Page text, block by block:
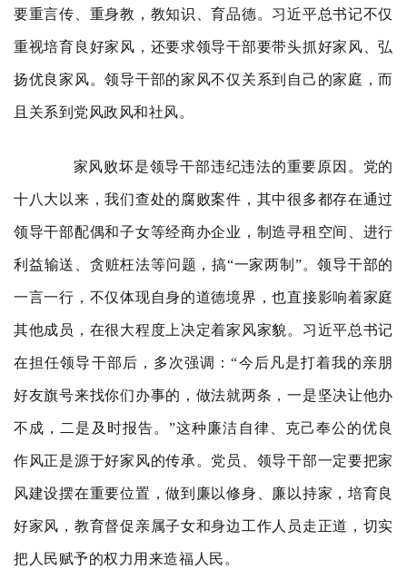
要重言传、重身教，教知识、育品德。习近平总书记不仅
重视培育良好家风，还要求领导干部要带头抓好家风、弘
扬优良家风。领导干部的家风不仅关系到自己的家庭，而
且关系到党风政风和社风。
家风败坏是领导干部违纪违法的重要原因。党的
十八大以来，我们查处的腐败案件，其中很多都存在通过
领导干部配偶和子女等经商办企业，制造寻租空间、进行
利益输送、贪赃枉法等问题，搞“一家两制”。领导干部的
一言一行，不仅体现自身的道德境界，也直接影响着家庭
其他成员，在很大程度上决定着家风家貌。习近平总书记
在担任领导干部后，多次强调：“今后凡是打着我的亲朋
好友旗号来找你们办事的，做法就两条，一是坚决让他办
不成，二是及时报告。”这种廉洁自律、克己奉公的优良
作风正是源于好家风的传承。党员、领导干部一定要把家
风建设摆在重要位置，做到廉以修身、廉以持家，培育良
好家风，教育督促亲属子女和身边工作人员走正道，切实
把人民赋予的权力用来造福人民。